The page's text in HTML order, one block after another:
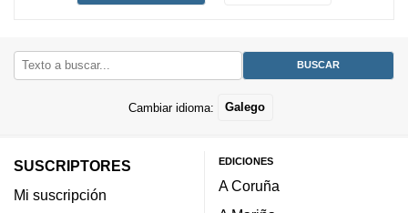
Cambiar idioma: Galego
SUSCRIPTORES
Mi suscripción
EDICIONES
A Coruña